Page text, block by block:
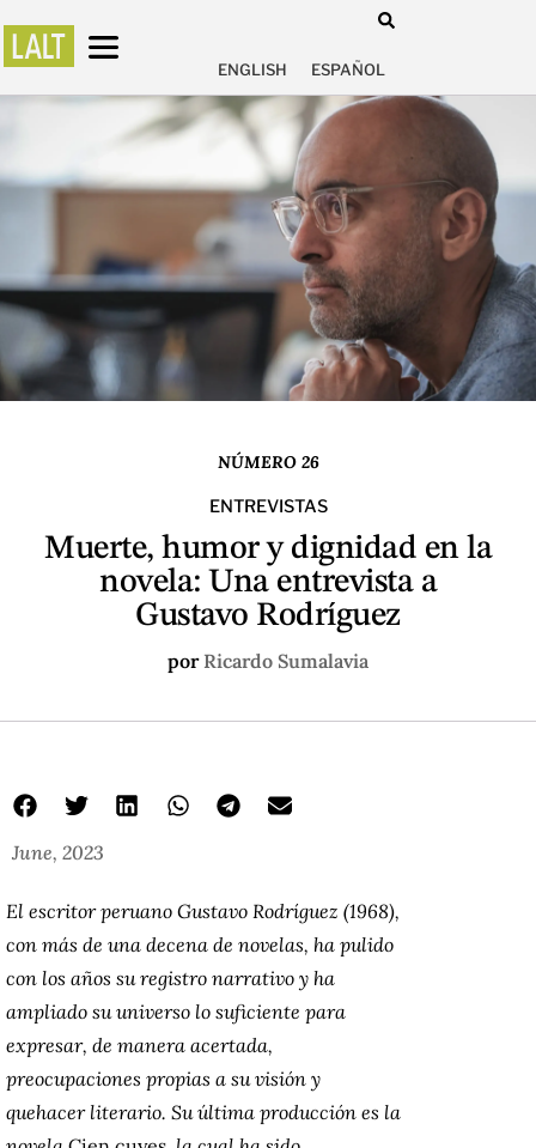
ENGLISH ESPAÑOL
NÚMERO 26
ENTREVISTAS
Muerte, humor y dignidad en la
novela: Una entrevista a
Gustavo Rodríguez
por Ricardo Sumalavia
June, 2023
El escritor peruano Gustavo Rodríguez (1968),
con más de una decena de novelas, ha pulido
con los años su registro narrativo y ha
ampliado su universo lo suficiente para
expresar, de manera acertada,
preocupaciones propias a su visión y
quehacer literario. Su última producción es la